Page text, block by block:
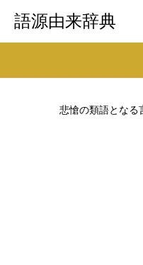
語源由来辞典
悲愴の類語となる